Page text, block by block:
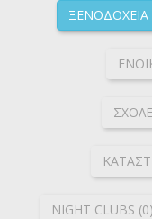
ΞΕΝΟΔΟΧΕΙΑ
NIGHT CLUBS (0)